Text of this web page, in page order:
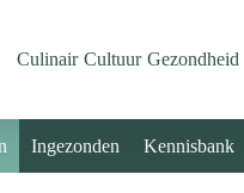
Culinair Cultuur Gezondheid
Ingezonden Kennisbank